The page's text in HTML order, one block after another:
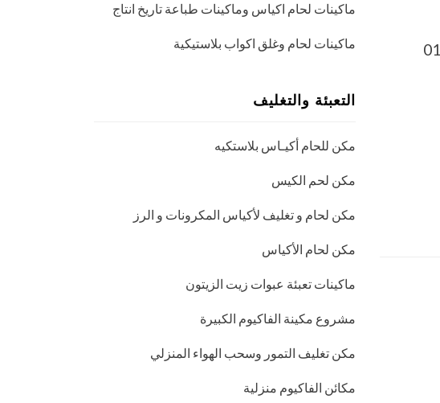
ماكينات لحام اكياس وماكينات طباعة تاريخ انتاج
ماكينات لحام وغلق اكواب بلاستيكية
التعبئة والتغليف
مكن للحام أكيـاس بلاستكيه
مكن لحم الكيس
مكن لحام و تغليف لأكياس المكرونات و الرز
مكن لحام الأكياس
ماكينات تعبئة عبوات زيت الزيتون
مشروع مكينة الفاكيوم الكبيرة
مكن تغليف التمور وسحب الهواء المنزلي
مكائن الفاكيوم منزلية